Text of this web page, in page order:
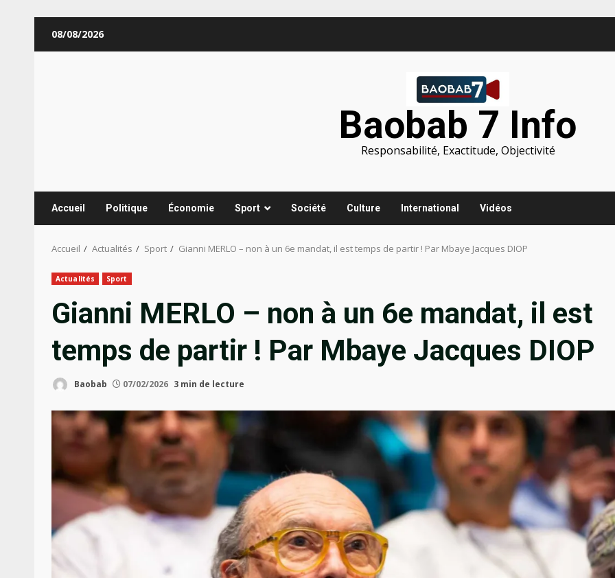
08/08/2026
Baobab 7 Info
Responsabilité, Exactitude, Objectivité
Accueil Politique Économie Sport Société Culture International Vidéos
Accueil Actualités Sport Gianni MERLO – non à un 6e mandat, il est temps de partir ! Par Mbaye Jacques DIOP
Actualités Sport
Gianni MERLO – non à un 6e mandat, il est
temps de partir ! Par Mbaye Jacques DIOP
Baobab 07/02/2026 3 min de lecture